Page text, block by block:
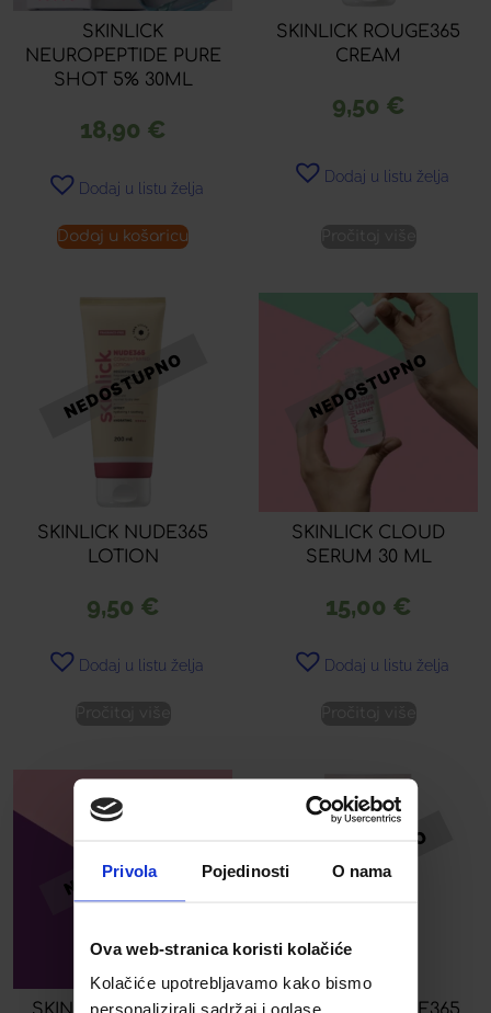
Privola Pojedinosti O nama
Ova web-stranica koristi kolačiće
Kolačiće upotrebljavamo kako bismo
personalizirali sadržaj i oglase,
SKINLICK
NEUROPEPTIDE PURE
SHOT 5% 30ML
18,90 €
Dodaj u listu želja
Dodaj u košaricu
SKINLICK ROUGE365
CREAM
9,50 €
Dodaj u listu želja
SKINLICK NUDE365
LOTION
9,50 €
Dodaj u listu želja
SKINLICK CLOUD
SERUM 30 ML
15,00 €
Dodaj u listu želja